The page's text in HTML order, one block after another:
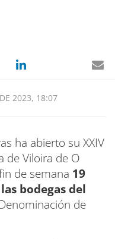
2023, 18:07
ha abierto su XXIV
de Viloira de O
de semana 19
bodegas del
de